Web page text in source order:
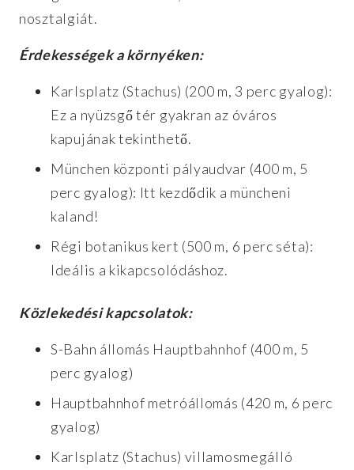
nosztalgiát.
Érdekességek a környéken:
Karlsplatz (Stachus) (200 m, 3 perc gyalog):
Ez a nyüzsgő tér gyakran az óváros
kapujának tekinthető.
München központi pályaudvar (400 m, 5
perc gyalog): Itt kezdődik a müncheni
kaland!
Régi botanikus kert (500 m, 6 perc séta):
Ideális a kikapcsolódáshoz.
Közlekedési kapcsolatok:
S-Bahn állomás Hauptbahnhof (400 m, 5
perc gyalog)
Hauptbahnhof metróállomás (420 m, 6 perc
gyalog)
Karlsplatz (Stachus) villamosmegálló